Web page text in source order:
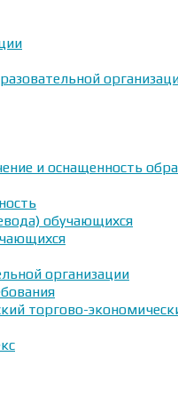
и оснащенность
обучающихся
организации
торгово-